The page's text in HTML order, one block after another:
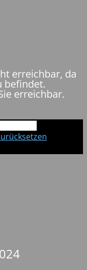
erreichbar, da
befindet.
erreichbar.